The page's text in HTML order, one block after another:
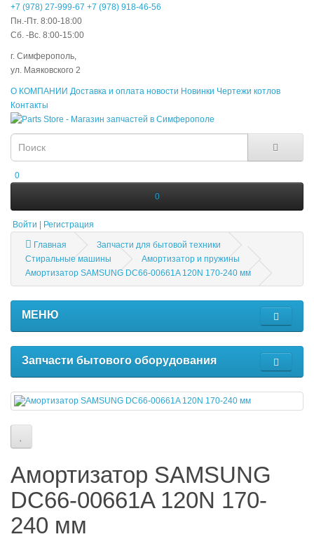
+7 (978) 27-999-67 +7 (978) 918-46-56
Пн.-Пт. 8:00-18:00
Сб. -Вс. 8:00-15:00
г. Симферополь,
ул. Маяковского 2
О КОМПАНИИ Доставка и оплата новости Новинки Чертежи котлов
Контакты
0
0
Войти | Регистрация
Главная
Запчасти для бытовой техники
Стиральные машины
Амортизатор и пружины
Амортизатор SAMSUNG DC66-00661A 120N 170-240 мм
МЕНЮ
Запчасти бытового оборудования
Амортизатор SAMSUNG
DC66-00661A 120N 170-
240 мм